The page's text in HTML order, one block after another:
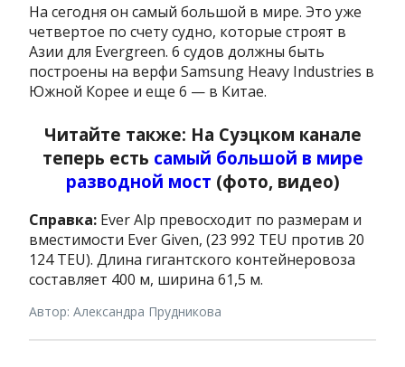
На сегодня он самый большой в мире. Это уже
четвертое по счету судно, которые строят в
Азии для Evergreen. 6 судов должны быть
построены на верфи Samsung Heavy Industries в
Южной Корее и еще 6 — в Китае.
Читайте также: На Суэцком канале
теперь есть самый большой в мире
разводной мост (фото, видео)
Справка: Ever Alp превосходит по размерам и
вместимости Ever Given, (23 992 TEU против 20
124 TEU). Длина гигантского контейнеровоза
составляет 400 м, ширина 61,5 м.
Автор: Александра Прудникова